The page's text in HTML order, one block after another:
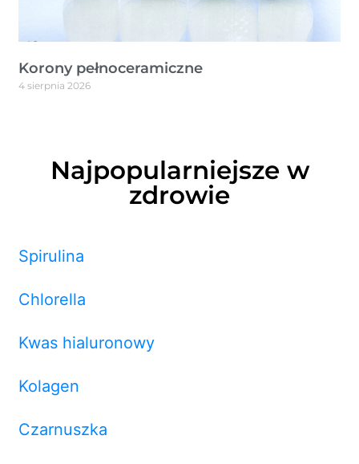
Korony pełnoceramiczne
4 sierpnia 2026
Najpopularniejsze w
zdrowie
Spirulina
Chlorella
Kwas hialuronowy
Kolagen
Czarnuszka